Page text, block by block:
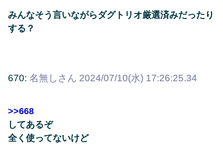
みんなそう言いながらダグトリオ厳選済みだったり
する？
670: 名無しさん 2024/07/10(水) 17:26:25.34
>>668
してあるぞ
全く使ってないけど